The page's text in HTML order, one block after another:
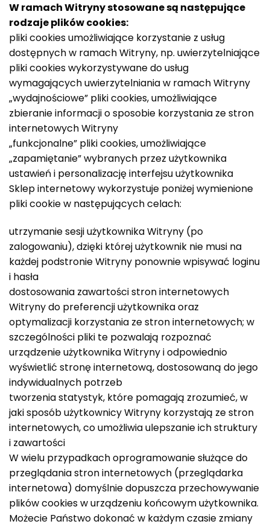
W ramach Witryny stosowane są następujące
rodzaje plików cookies:
pliki cookies umożliwiające korzystanie z usług
dostępnych w ramach Witryny, np. uwierzytelniające
pliki cookies wykorzystywane do usług
wymagających uwierzytelniania w ramach Witryny
„wydajnościowe” pliki cookies, umożliwiające
zbieranie informacji o sposobie korzystania ze stron
internetowych Witryny
„funkcjonalne” pliki cookies, umożliwiające
„zapamiętanie” wybranych przez użytkownika
ustawień i personalizację interfejsu użytkownika
Sklep internetowy wykorzystuje poniżej wymienione
pliki cookie w następujących celach:
utrzymanie sesji użytkownika Witryny (po
zalogowaniu), dzięki której użytkownik nie musi na
każdej podstronie Witryny ponownie wpisywać loginu
i hasła
dostosowania zawartości stron internetowych
Witryny do preferencji użytkownika oraz
optymalizacji korzystania ze stron internetowych; w
szczególności pliki te pozwalają rozpoznać
urządzenie użytkownika Witryny i odpowiednio
wyświetlić stronę internetową, dostosowaną do jego
indywidualnych potrzeb
tworzenia statystyk, które pomagają zrozumieć, w
jaki sposób użytkownicy Witryny korzystają ze stron
internetowych, co umożliwia ulepszanie ich struktury
i zawartości
W wielu przypadkach oprogramowanie służące do
przeglądania stron internetowych (przeglądarka
internetowa) domyślnie dopuszcza przechowywanie
plików cookies w urządzeniu końcowym użytkownika.
Możecie Państwo dokonać w każdym czasie zmiany